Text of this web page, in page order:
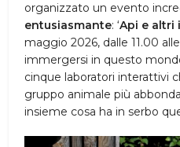
organizzato un evento
entusiasmante: ‘Api e altri
maggio 2026, dalle 11.00
immergersi in questo
cinque laboratori interattivi
gruppo animale più
insieme cosa ha in serbo